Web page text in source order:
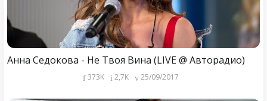
Анна Седокова - Не Твоя Вина (LIVE @ Авторадио)
373K 2,7K 25/09/2017